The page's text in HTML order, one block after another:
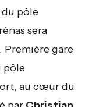
pôle
sera
Première gare
pôle
au cœur du